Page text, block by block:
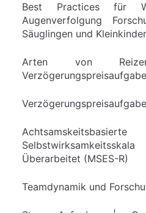
Best Practices für
Augenverfolgung
Säuglingen und
Arten von
Verzögerungspreisaufgabe
Achtsamskeitsbasierte
Überarbeitet (MSES-R)
Teamdynamik und